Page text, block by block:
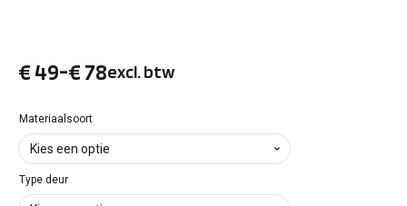
€ 49-€ 78
Prijsklasse:
€ 49
tot
€ 78
excl. btw
Materiaalsoort
Type deur